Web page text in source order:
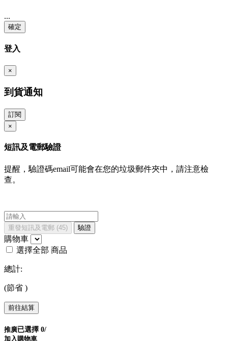
...
確定
登入
×
到貨通知
訂閱
×
短訊及電郵驗證
提醒，驗證碼email可能會在您的垃圾郵件夾中，請注意檢
查。
重發短訊及電郵 (45) 驗證
購物車
選擇全部 商品
總計:
(節省 )
前往結算
推廣已選擇 0/
加入購物車